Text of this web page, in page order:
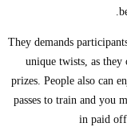
They
unique
prizes.
passes to